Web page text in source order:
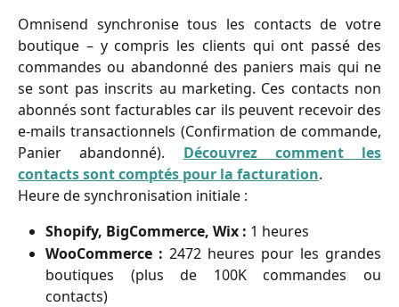
Omnisend synchronise tous les contacts de votre
boutique – y compris les clients qui ont passé des
commandes ou abandonné des paniers mais qui ne
se sont pas inscrits au marketing. Ces contacts non
abonnés sont facturables car ils peuvent recevoir des
e-mails transactionnels (Confirmation de commande,
Panier abandonné). Découvrez comment les
contacts sont comptés pour la facturation.
Heure de synchronisation initiale :
Shopify, BigCommerce, Wix : 1 heures
WooCommerce : 2472 heures pour les grandes
boutiques (plus de 100K commandes ou
contacts)